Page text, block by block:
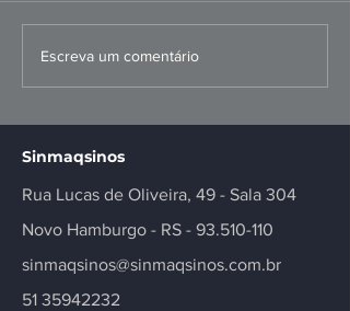
FIERGS: corte da Selic é
positivo, mas
Escreva um comentário
Sinmaqsinos
Rua Lucas de Oliveira, 49 - Sala 304
Novo Hamburgo - RS - 93.510-110
sinmaqsinos@sinmaqsinos.com.br
51 35942232